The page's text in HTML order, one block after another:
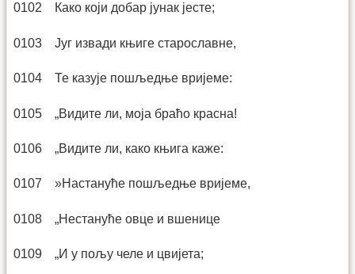
0102 Како који добар јунак јесте;
0103 Југ извади књиге старославне,
0104 Те казује пошљедње вријеме:
0105 „Видите ли, моја браћо красна!
0106 „Видите ли, како књига каже:
0107 »Настануће пошљедње вријеме,
0108 „Нестануће овце и вшенице
0109 „И у пољу челе и цвијета;